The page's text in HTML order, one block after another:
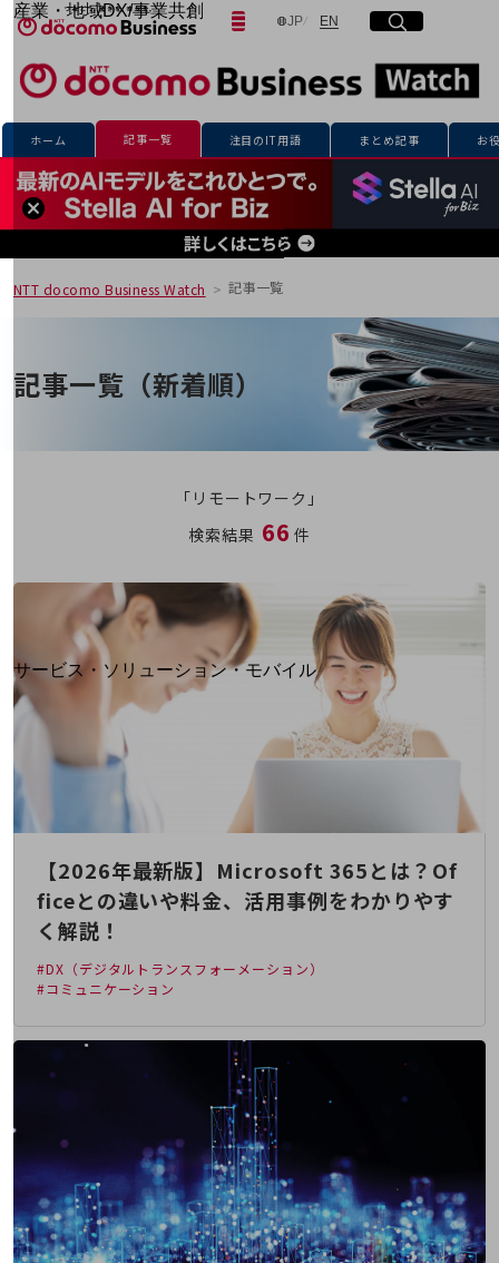
産業・地域DX/事業共創
OPEN HUB for Plural Futures
自律・分散・協調型社会の実現を目指し、
「社会可能性」を探究・実装する事業共創エコシステムです。
OPEN HUB for Plural Futuresとは
イベント/ウェビナー
記事コンテンツ
プレイヤー(カタリスト/パートナー企業)
事例
Smart World
産業・地域DXプラットフォーマーとして
企業と地域が持続成長する社会を目指します
Smart City
Smart Education
Smart Mobility
Smart Worksite
地域経済のさらなる活性化に取り組みます
自治体・地域社会との共創
LGPF(Local Government Platform)
別ウィンドウで開きます
サービス・ソリューション・モバイル
サービス・ソリューションTOP
DXに関する課題を解決する
サービス・ソリューションをご紹介
カテゴリーで探す
カテゴリーで探すTOP
ネットワーク・モバイル
クラウド・データセンター
電話・映像コミュニケーション
セキュリティ
IoT
データ利活用
運用管理
業務支援・マーケティング
災害対策・BCP
JP日本語
ENEnglish
サイト内検索
開く
メニュー
開く
フリーワードを入力して探す
フリーワードでNTTドコモビジネスの
検索する
ホーム 記事一覧 注目のIT用語 まとめ記事 お
NTT docomo Business Watch 記事一覧
記事一覧（新着順）
「リモートワーク」
検索結果 66 件
【2026年最新版】Microsoft 365とは？Of
ficeとの違いや料金、活用事例をわかりやす
く解説！
#DX（デジタルトランスフォーメーション）
#コミュニケーション